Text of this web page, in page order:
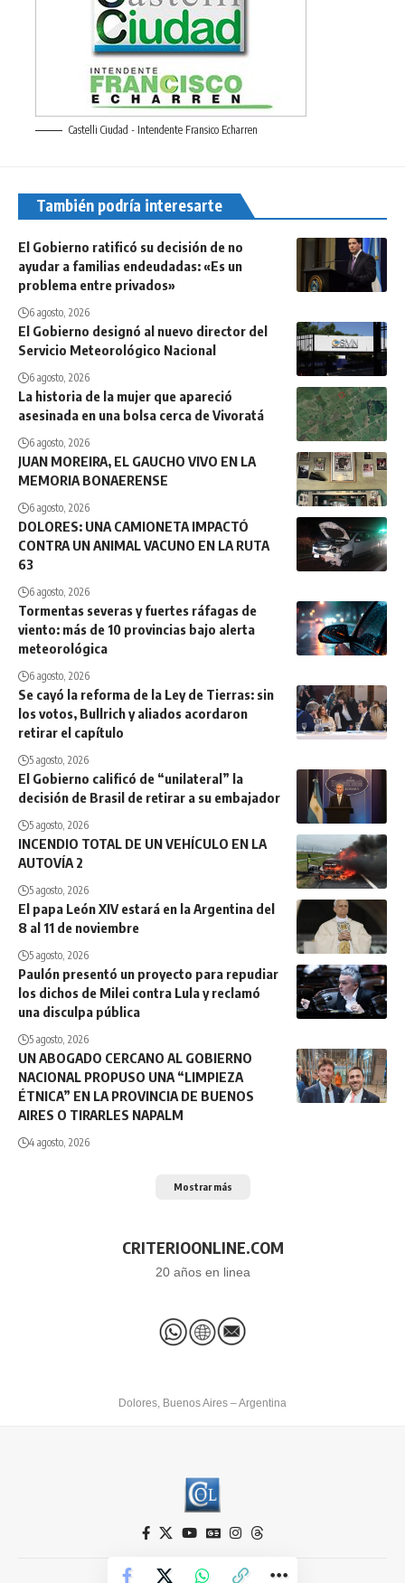
Castelli Ciudad - Intendente Fransico Echarren
También podría interesarte
El Gobierno ratificó su decisión de no
ayudar a familias endeudadas: «Es un
problema entre privados»
6 agosto, 2026
El Gobierno designó al nuevo director del
Servicio Meteorológico Nacional
6 agosto, 2026
La historia de la mujer que apareció
asesinada en una bolsa cerca de Vivoratá
6 agosto, 2026
JUAN MOREIRA, EL GAUCHO VIVO EN LA
MEMORIA BONAERENSE
6 agosto, 2026
DOLORES: UNA CAMIONETA IMPACTÓ
CONTRA UN ANIMAL VACUNO EN LA RUTA
63
6 agosto, 2026
Tormentas severas y fuertes ráfagas de
viento: más de 10 provincias bajo alerta
meteorológica
6 agosto, 2026
Se cayó la reforma de la Ley de Tierras: sin
los votos, Bullrich y aliados acordaron
retirar el capítulo
5 agosto, 2026
El Gobierno calificó de “unilateral” la
decisión de Brasil de retirar a su embajador
5 agosto, 2026
INCENDIO TOTAL DE UN VEHÍCULO EN LA
AUTOVÍA 2
5 agosto, 2026
El papa León XIV estará en la Argentina del
8 al 11 de noviembre
5 agosto, 2026
Paulón presentó un proyecto para repudiar
los dichos de Milei contra Lula y reclamó
una disculpa pública
5 agosto, 2026
UN ABOGADO CERCANO AL GOBIERNO
NACIONAL PROPUSO UNA “LIMPIEZA
ÉTNICA” EN LA PROVINCIA DE BUENOS
AIRES O TIRARLES NAPALM
4 agosto, 2026
Mostrar más
CRITERIOONLINE.COM
20 años en linea
Dolores, Buenos Aires – Argentina